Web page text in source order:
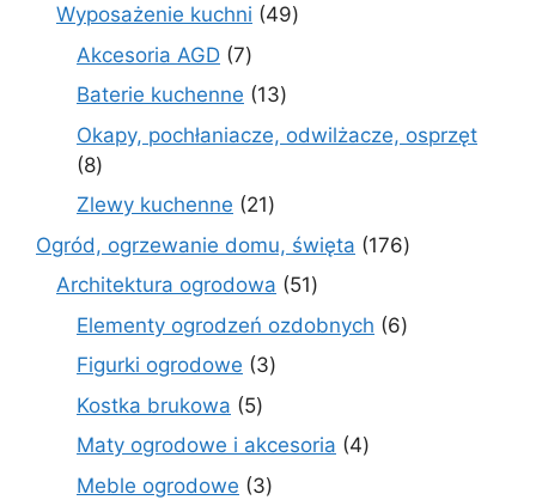
Wyposażenie kuchni 4949
Akcesoria AGD 77
produktów
Baterie kuchenne 1313
produktów
Okapy, pochłaniacze, odwilżacze, osprzęt
88
produktów
Zlewy kuchenne 2121
produktów
Ogród, ogrzewanie domu, święta 176176
Architektura ogrodowa 5151
produktów
Elementy ogrodzeń ozdobnych 66
Figurki ogrodowe 33
Kostka brukowa 55
produktów
Maty ogrodowe i akcesoria 44
Meble ogrodowe 33